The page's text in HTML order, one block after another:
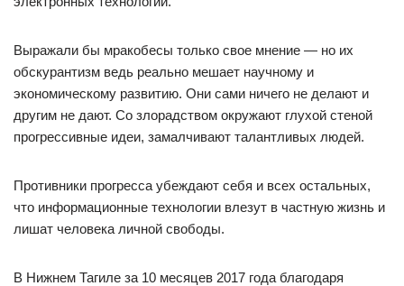
Выражали бы мракобесы только свое мнение — но их
обскурантизм ведь реально мешает научному и
экономическому развитию. Они сами ничего не делают и
другим не дают. Со злорадством окружают глухой стеной
прогрессивные идеи, замалчивают талантливых людей.
Противники прогресса убеждают себя и всех остальных,
что информационные технологии влезут в частную жизнь и
лишат человека личной свободы.
В Нижнем Тагиле за 10 месяцев 2017 года благодаря